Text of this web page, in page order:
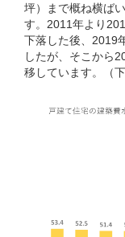
坪）まで概ね横ば
す。2011年より
下落した後、2019
したが、そこから
移しています。（下